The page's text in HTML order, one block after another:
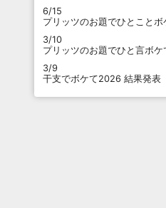
6/15
プリッツのお題でひとこと
3/10
プリッツのお題でひと言ボ
3/9
干支でボケて2026 結果発表